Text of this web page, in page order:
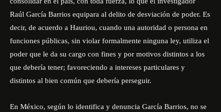
Raúl García Barrios equipara al delito de desviación de poder. Es
decir, de acuerdo a Hauriou, cuando una autoridad o persona en
funciones públicas, sin violar formalmente ninguna ley, utiliza el
poder que le da su cargo con fines y por motivos distintos a los
que debería tener; favoreciendo a intereses particulares y
distintos al bien común que debería perseguir.
En México, según lo identifica y denuncia García Barrios, no se